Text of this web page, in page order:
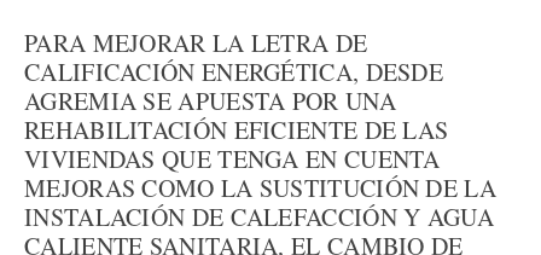
PARA MEJORAR LA LETRA DE
CALIFICACIÓN ENERGÉTICA, DESDE
AGREMIA SE APUESTA POR UNA
REHABILITACIÓN EFICIENTE DE LAS
VIVIENDAS QUE TENGA EN CUENTA
MEJORAS COMO LA SUSTITUCIÓN DE LA
INSTALACIÓN DE CALEFACCIÓN Y AGUA
CALIENTE SANITARIA, EL CAMBIO DE